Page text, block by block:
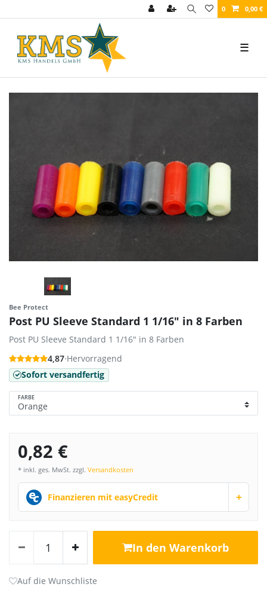
0 0,00 €
☰
Bee Protect
Post PU Sleeve Standard 1 1/16" in 8 Farben
Post PU Sleeve Standard 1 1/16" in 8 Farben
4,87·Hervorragend
Sofort versandfertig
FARBE
0,82 €
* inkl. ges. MwSt. zzgl. Versandkosten
Finanzieren mit easyCredit +
In den Warenkorb